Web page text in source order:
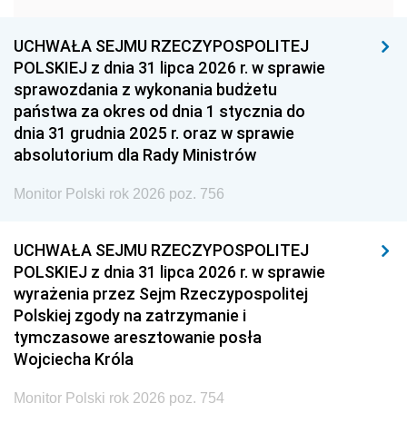
1939 1938 1937
1936 1930
UCHWAŁA SEJMU RZECZYPOSPOLITEJ
POLSKIEJ z dnia 31 lipca 2026 r. w sprawie
sprawozdania z wykonania budżetu
państwa za okres od dnia 1 stycznia do
dnia 31 grudnia 2025 r. oraz w sprawie
absolutorium dla Rady Ministrów
Monitor Polski rok 2026 poz. 756
UCHWAŁA SEJMU RZECZYPOSPOLITEJ
POLSKIEJ z dnia 31 lipca 2026 r. w sprawie
wyrażenia przez Sejm Rzeczypospolitej
Polskiej zgody na zatrzymanie i
tymczasowe aresztowanie posła
Wojciecha Króla
Monitor Polski rok 2026 poz. 754